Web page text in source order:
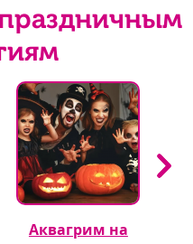
Аквагрим на